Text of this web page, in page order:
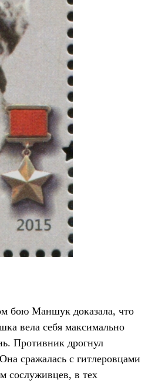
бою Маншук доказала, что
вела себя максимально
Противник дрогнул
сражалась с гитлеровцами
сослуживцев, в тех